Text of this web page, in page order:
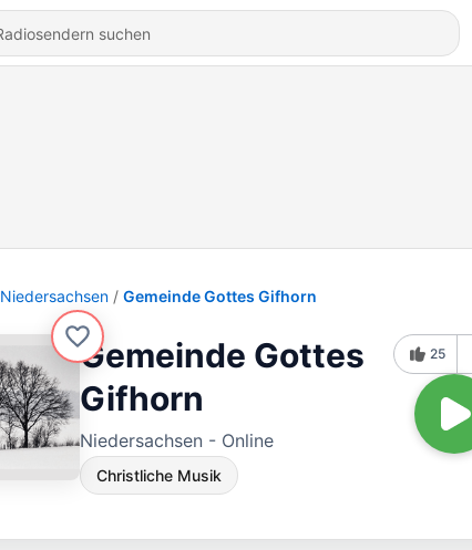
Niedersachsen Gemeinde Gottes Gifhorn
Gemeinde Gottes
Gifhorn
Niedersachsen - Online
Christliche Musik
25